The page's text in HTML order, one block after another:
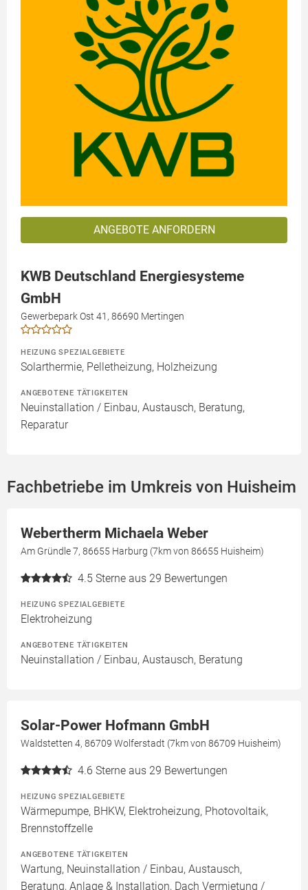
ANGEBOTE ANFORDERN
KWB Deutschland Energiesysteme
GmbH
Gewerbepark Ost 41, 86690 Mertingen
HEIZUNG SPEZIALGEBIETE
Solarthermie, Pelletheizung, Holzheizung
ANGEBOTENE TÄTIGKEITEN
Neuinstallation / Einbau, Austausch, Beratung,
Reparatur
Fachbetriebe im Umkreis von Huisheim
Webertherm Michaela Weber
Am Gründle 7, 86655 Harburg (7km von 86655 Huisheim)
4.5 Sterne aus 29 Bewertungen
HEIZUNG SPEZIALGEBIETE
Elektroheizung
ANGEBOTENE TÄTIGKEITEN
Neuinstallation / Einbau, Austausch, Beratung
Solar-Power Hofmann GmbH
Waldstetten 4, 86709 Wolferstadt (7km von 86709 Huisheim)
4.6 Sterne aus 29 Bewertungen
HEIZUNG SPEZIALGEBIETE
Wärmepumpe, BHKW, Elektroheizung, Photovoltaik,
Brennstoffzelle
ANGEBOTENE TÄTIGKEITEN
Wartung, Neuinstallation / Einbau, Austausch,
Beratung, Anlage & Installation, Dach Vermietung /